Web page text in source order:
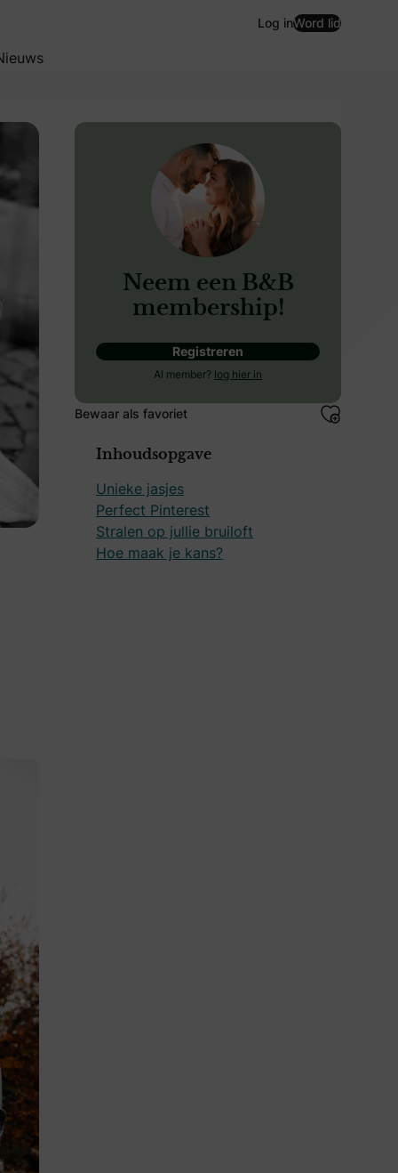
Log inWord lid
de trouwoutfits. Om jullie looks van een extra
Neem een B&B
membership!
Registreren
Al member? log hier in
Bewaar als favoriet
Inhoudsopgave
Unieke jasjes
Perfect Pinterest
Stralen op jullie bruiloft
Hoe maak je kans?